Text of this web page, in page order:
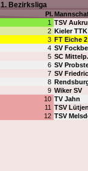
1. Bezirksliga
Pl.
1 TSV
2 Kieler
3 FT Eiche 2
4 SV
5 SC
6 SV
7 SV
8
9 Wiker SV
10 TV Jahn
11 TSV
12 TSV